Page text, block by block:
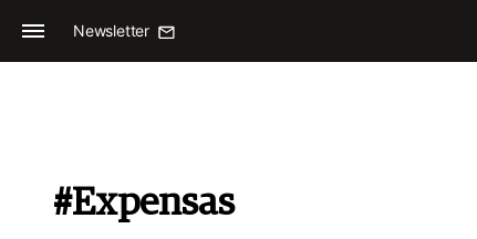
Newsletter
#Expensas